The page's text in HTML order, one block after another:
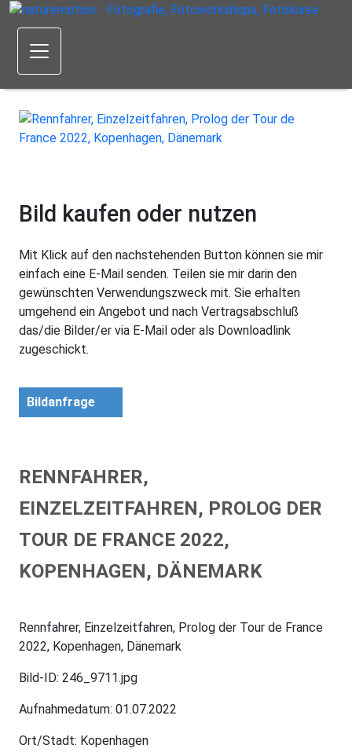
Bild kaufen oder nutzen
Mit Klick auf den nachstehenden Button können sie mir
einfach eine E-Mail senden. Teilen sie mir darin den
gewünschten Verwendungszweck mit. Sie erhalten
umgehend ein Angebot und nach Vertragsabschluß
das/die Bilder/er via E-Mail oder als Downloadlink
zugeschickt.
Bildanfrage
RENNFAHRER,
EINZELZEITFAHREN, PROLOG DER
TOUR DE FRANCE 2022,
KOPENHAGEN, DÄNEMARK
Rennfahrer, Einzelzeitfahren, Prolog der Tour de France
2022, Kopenhagen, Dänemark
Bild-ID: 246_9711.jpg
Aufnahmedatum: 01.07.2022
Ort/Stadt: Kopenhagen